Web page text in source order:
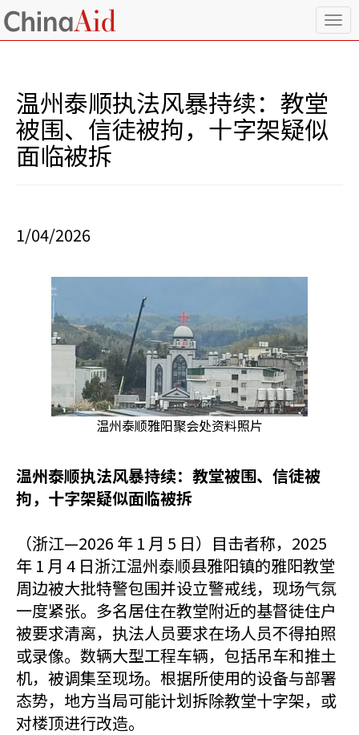
T
o
温州泰顺执法风暴持续：教堂
被围、信徒被拘，十字架疑似
面临被拆
1/04/2026
温州泰顺雅阳聚会处资料照片
温州泰顺执法风暴持续：教堂被围、信徒被
拘，十字架疑似面临被拆
（浙江—2026 年 1 月 5 日）目击者称，2025
年 1 月 4 日浙江温州泰顺县雅阳镇的雅阳教堂
周边被大批特警包围并设立警戒线，现场气氛
一度紧张。多名居住在教堂附近的基督徒住户
被要求清离，执法人员要求在场人员不得拍照
或录像。数辆大型工程车辆，包括吊车和推土
机，被调集至现场。根据所使用的设备与部署
态势，地方当局可能计划拆除教堂十字架，或
对楼顶进行改造。